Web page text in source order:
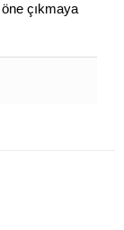
çıkmaya